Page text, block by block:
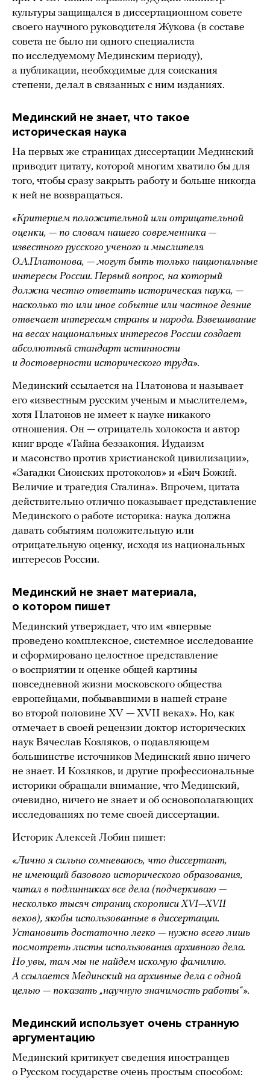
культуры защищался в диссертационном совете
своего научного руководителя Жукова (в составе
совета не было ни одного специалиста
по исследуемому Мединским периоду),
а публикации, необходимые для соискания
степени, делал в связанных с ним изданиях.
Мединский не знает, что такое
историческая наука
На первых же страницах диссертации Мединский
приводит цитату, которой многим хватило бы для
того, чтобы сразу закрыть работу и больше никогда
к ней не возвращаться.
«Критерием положительной или отрицательной
оценки, — по словам нашего современника —
известного русского ученого и мыслителя
О.А.Платонова, — могут быть только национальные
интересы России. Первый вопрос, на который
должна честно ответить историческая наука, —
насколько то или иное событие или частное деяние
отвечает интересам страны и народа. Взвешивание
на весах национальных интересов России создает
абсолютный стандарт истинности
и достоверности исторического труда».
Мединский ссылается на Платонова и называет
его «известным русским ученым и мыслителем»,
хотя Платонов не имеет к науке никакого
отношения. Он — отрицатель холокоста и автор
книг вроде «Тайна беззакония. Иудаизм
и масонство против христианской цивилизации»,
«Загадки Сионских протоколов» и «Бич Божий.
Величие и трагедия Сталина». Впрочем, цитата
действительно отлично показывает представление
Мединского о работе историка: наука должна
давать событиям положительную или
отрицательную оценку, исходя из национальных
интересов России.
Мединский не знает материала,
о котором пишет
Мединский утверждает, что им «впервые
проведено комплексное, системное исследование
и сформировано целостное представление
о восприятии и оценке общей картины
повседневной жизни московского общества
европейцами, побывавшими в нашей стране
во второй половине XV — XVII веках». Но, как
отмечает в своей рецензии доктор исторических
наук Вячеслав Козляков, о подавляющем
большинстве источников Мединский явно ничего
не знает. И Козляков, и другие профессиональные
историки обращали внимание, что Мединский,
очевидно, ничего не знает и об основополагающих
исследованиях по теме своей диссертации.
Историк Алексей Лобин пишет:
«Лично я сильно сомневаюсь, что диссертант,
не имеющий базового исторического образования,
читал в подлинниках все дела (подчеркиваю —
несколько тысяч страниц скорописи XVI—XVII
веков), якобы использованные в диссертации.
Установить достаточно легко — нужно всего лишь
посмотреть листы использования архивного дела.
Но увы, там мы не найдем искомую фамилию.
А ссылается Мединский на архивные дела с одной
целью — показать „научную значимость работы“».
Мединский использует очень странную
аргументацию
Мединский критикует сведения иностранцев
о Русском государстве очень простым способом: